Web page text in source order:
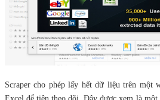
Scraper cho phép lấy hết dữ liệu trên một